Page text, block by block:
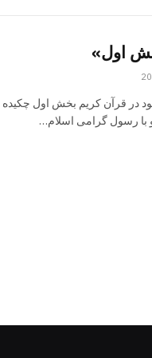
اول»
در قرآن کریم بخش اول
و با رسول گرامی اسلام…